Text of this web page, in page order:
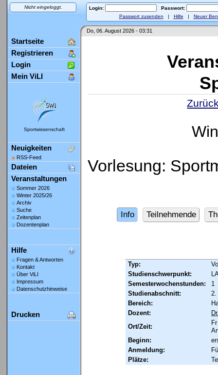
Nicht eingeloggt. Login:
Passwort:
Passwort zusenden | Hilfe | Neuer
Do, 06. August 2026 - 03:31
Startseite
Registrieren
Login
Mein ViLI
Sportwissenschaft
Neuigkeiten
RSS-Feed
Dateien
Veranstaltungen
Sommer 2026
Winter 2025/26
Archiv
Suche
Zeitenplan
Dozentenplan
Hilfe
Fragen & Antworten
Kontakt
Über ViLI
Impressum
Datenschutzhinweise
Drucken
Vorlesung:
Info Teilnehmende
Typ:
Studienschwerpunkt:
Semesterwochenstunden:
1
Studienabschnitt:
Bereich:
Dozent:
Ort/Zeit:
Beginn:
Anmeldung:
Plätze: